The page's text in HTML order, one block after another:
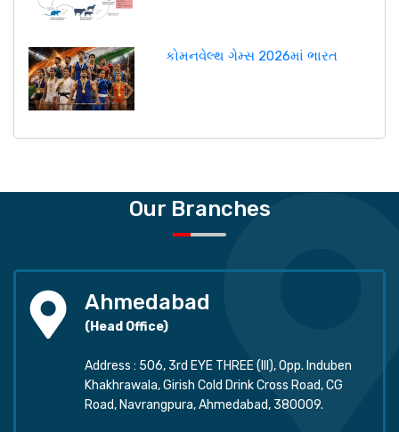
કોમનવેલ્થ ગેમ્સ 2026માં ભારત
Our Branches
Ahmedabad
(Head Office)
Address : 506, 3rd EYE THREE (III), Opp. Induben
Khakhrawala, Girish Cold Drink Cross Road, CG
Road, Navrangpura, Ahmedabad, 380009.